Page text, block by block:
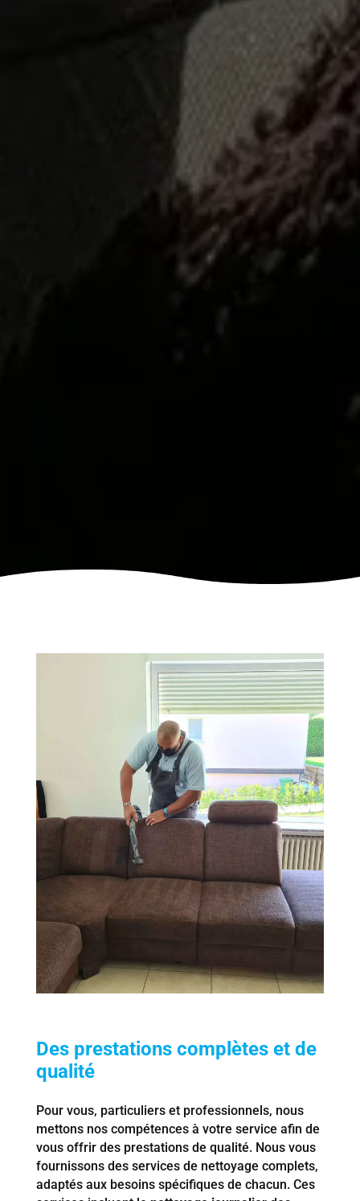
Des prestations complètes et de
qualité
Pour vous, particuliers et professionnels, nous
mettons nos compétences à votre service afin de
vous offrir des prestations de qualité. Nous vous
fournissons des services de nettoyage complets,
adaptés aux besoins spécifiques de chacun. Ces